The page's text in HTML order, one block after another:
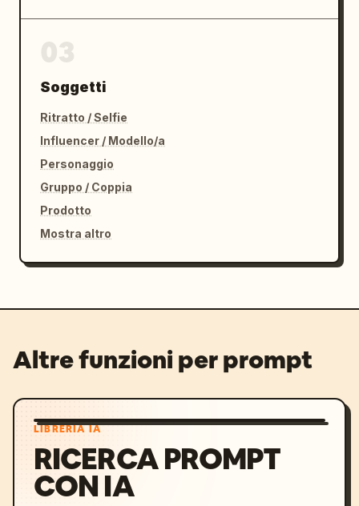
Soggetti
Ritratto / Selfie
Influencer / Modello/a
Personaggio
Gruppo / Coppia
Prodotto
Mostra altro
Altre funzioni per prompt
LIBRERIA IA
RICERCA PROMPT
CON IA